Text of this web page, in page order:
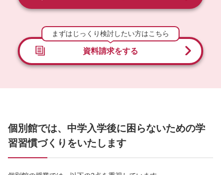
まずはじっくり検討したい方はこちら
資料請求をする
個別館では、中学入学後に困らないための学
習習慣づくりをいたします